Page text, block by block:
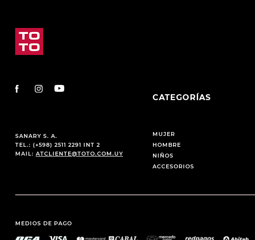
SANARY S. A.
TEL.: (+598) 2511 2291 INT 2
MAIL: ATCLIENTE@TOTO.COM.UY
CATEGORÍAS
MUJER
HOMBRE
NIÑOS
ACCESORIOS
MEDIOS DE PAGO